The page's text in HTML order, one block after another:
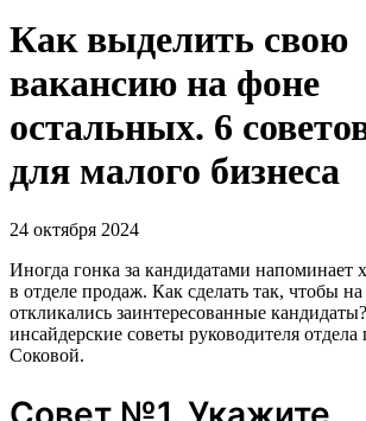
Как выделить свою
вакансию на фоне
остальных. 6
для малого бизнеса
24 октября 2024
Иногда гонка за кандидатами напоминает
в отделе продаж. Как сделать так, чтобы
откликались заинтересованные
инсайдерские советы руководителя
Соковой.